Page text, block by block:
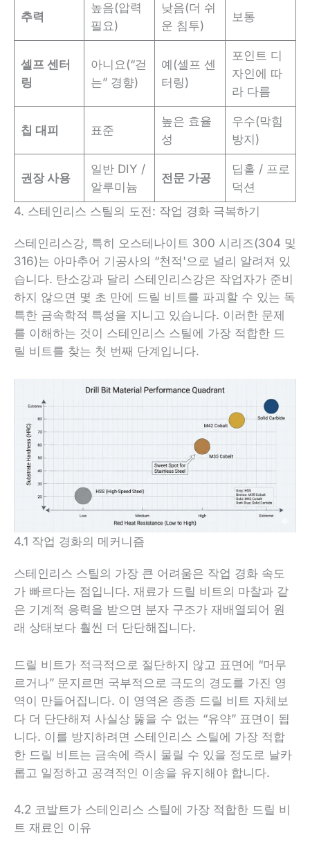
추력
높음(압력
필요)
낮음(더 쉬
운 침투)
보통
셀프 센터
링
아니요(“걷
는” 경향)
예(셀프 센
터링)
포인트 디
자인에 따
라 다름
칩 대피 표준
높은 효율
성
우수(막힘
방지)
권장 사용
일반 DIY /
알루미늄
전문 가공
딥홀 / 프로
덕션
4. 스테인리스 스틸의 도전: 작업 경화 극복하기
스테인리스강, 특히 오스테나이트 300 시리즈(304 및
316)는 아마추어 기공사의 “천적'으로 널리 알려져 있
습니다. 탄소강과 달리 스테인리스강은 작업자가 준비
하지 않으면 몇 초 만에 드릴 비트를 파괴할 수 있는 독
특한 금속학적 특성을 지니고 있습니다. 이러한 문제
를 이해하는 것이 스테인리스 스틸에 가장 적합한 드
릴 비트를 찾는 첫 번째 단계입니다.
4.1 작업 경화의 메커니즘
스테인리스 스틸의 가장 큰 어려움은 작업 경화 속도
가 빠르다는 점입니다. 재료가 드릴 비트의 마찰과 같
은 기계적 응력을 받으면 분자 구조가 재배열되어 원
래 상태보다 훨씬 더 단단해집니다.
드릴 비트가 적극적으로 절단하지 않고 표면에 “머무
르거나” 문지르면 국부적으로 극도의 경도를 가진 영
역이 만들어집니다. 이 영역은 종종 드릴 비트 자체보
다 더 단단해져 사실상 뚫을 수 없는 “유약” 표면이 됩
니다. 이를 방지하려면 스테인리스 스틸에 가장 적합
한 드릴 비트는 금속에 즉시 물릴 수 있을 정도로 날카
롭고 일정하고 공격적인 이송을 유지해야 합니다.
4.2 코발트가 스테인리스 스틸에 가장 적합한 드릴 비
트 재료인 이유